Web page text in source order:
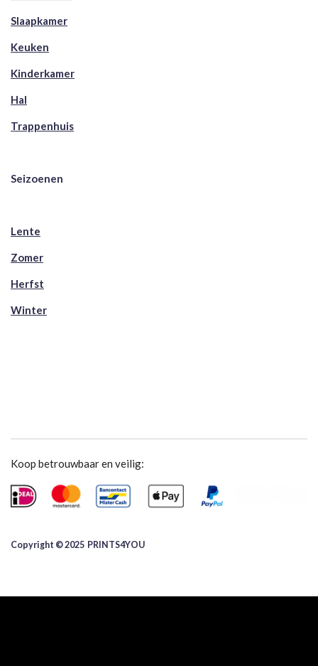
Slaapkamer
Keuken
Kinderkamer
Hal
Trappenhuis
Seizoenen
Lente
Zomer
Herfst
Winter
Koop betrouwbaar en veilig:
Copyright © 2025 ​PRINTS4YOU